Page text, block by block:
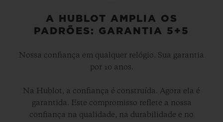
A HUBLOT AMPLIA OS
PADRÕES: GARANTIA 5+5
Nossa confiança em qualquer relógio. Sua garantia
por 10 anos.
Na Hublot, a confiança é construída. Agora ela é
garantida. Este compromisso reflete a nossa
confiança na qualidade, na durabilidade e no